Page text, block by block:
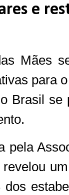
e
Mães
para
Brasil
pela